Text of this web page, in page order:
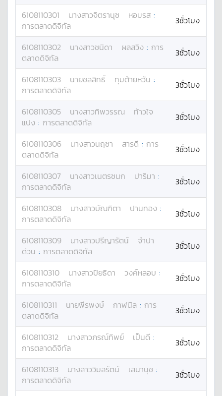
6108110301 นางสาวจิตรานุช หอมรส :
การตลาดดิจิทัล
3ชั่วโมง
6108110302 นางสาวชนิดา ผลสวิง : การ
ตลาดดิจิทัล
3ชั่วโมง
6108110303 นายชลสิทธิ์ ทุมต้ายหวัน :
การตลาดดิจิทัล
3ชั่วโมง
6108110305 นางสาวทิพวรรณ
ท้าวใจ
แปง : การตลาดดิจิทัล 3ชั่วโมง
6108110306 นางสาวนฤชา สารดี : การ
ตลาดดิจิทัล
3ชั่วโมง
6108110307 นางสาวเนตรชนก ปาริมา :
การตลาดดิจิทัล
3ชั่วโมง
6108110308 นางสาวบัณฑิตา ปานทอง :
การตลาดดิจิทัล
3ชั่วโมง
6108110309 นางสาวปรีญารัตน์
จำปา
ด่วน : การตลาดดิจิทัล 3ชั่วโมง
6108110310 นางสาวปิยธิดา วงค์หลอบ :
การตลาดดิจิทัล
3ชั่วโมง
6108110311 นายพีรพงษ์ กาฬนิล : การ
ตลาดดิจิทัล
3ชั่วโมง
6108110312 นางสาวภรณ์ทิพย์ เป็นดี :
การตลาดดิจิทัล
3ชั่วโมง
6108110313 นางสาววิมลรัตน์ เสนานุช :
การตลาดดิจิทัล
3ชั่วโมง